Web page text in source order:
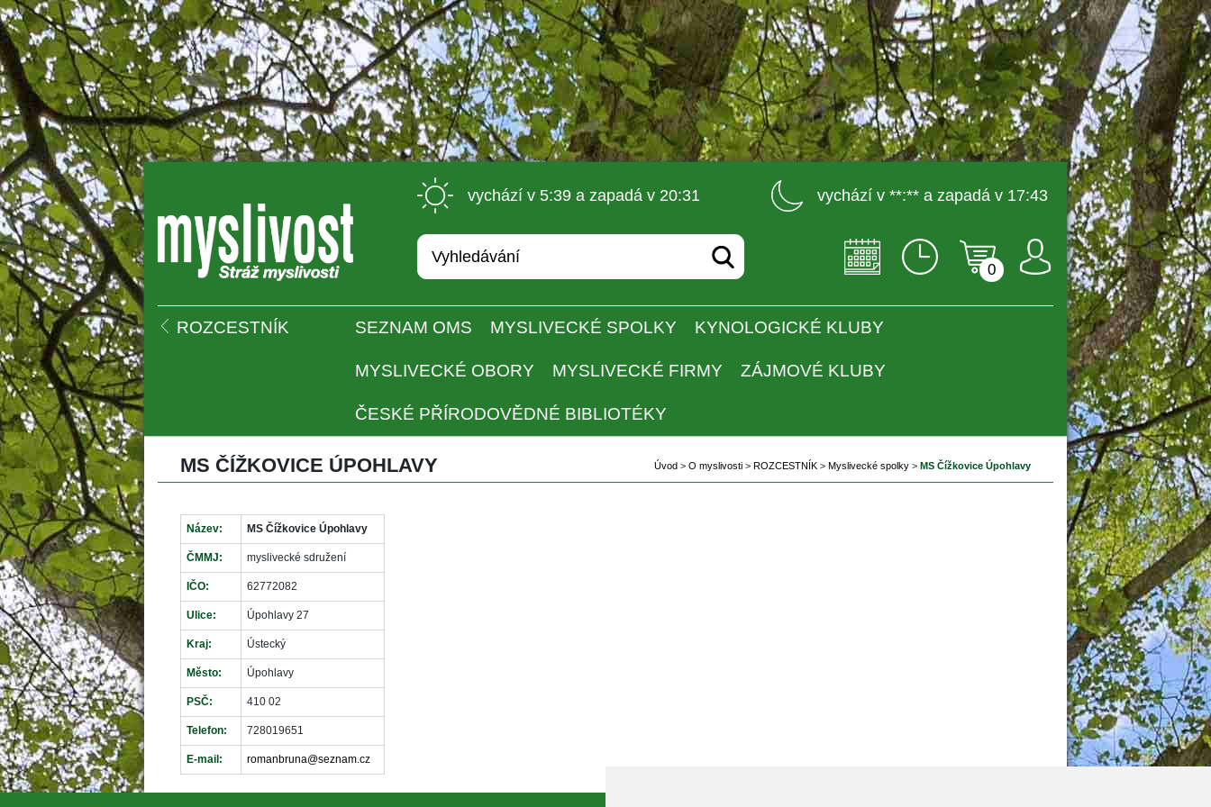
vychází v 5:39 a zapadá v 20:31 vychází v **:** a zapadá v 17:43
0
ROZCESTNÍK SEZNAM OMS MYSLIVECKÉ SPOLKY KYNOLOGICKÉ KLUBY
MYSLIVECKÉ OBORY MYSLIVECKÉ FIRMY ZÁJMOVÉ KLUBY
ČESKÉ PŘÍRODOVĚDNÉ BIBLIOTÉKY
MS ČÍŽKOVICE ÚPOHLAVY Úvod > O myslivosti > ROZCESTNÍK > Myslivecké spolky > MS Čížkovice Úpohlavy
Název: MS Čížkovice Úpohlavy
ČMMJ: myslivecké sdružení
IČO: 62772082
Ulice: Úpohlavy 27
Kraj: Ústecký
Město: Úpohlavy
PSČ: 410 02
Telefon: 728019651
E-mail: romanbruna@seznam.cz